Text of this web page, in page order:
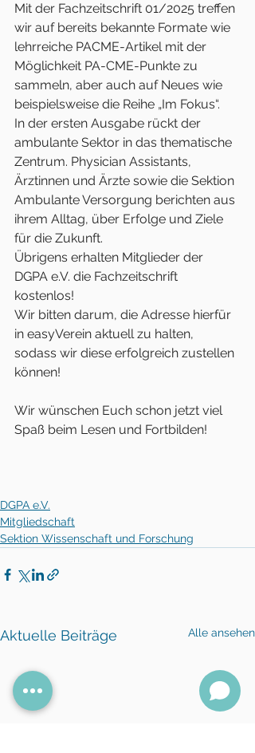
Mit der Fachzeitschrift 01/2025 treffen
wir auf bereits bekannte Formate wie
lehrreiche PACME-Artikel mit der
Möglichkeit PA-CME-Punkte zu
sammeln, aber auch auf Neues wie
beispielsweise die Reihe „Im Fokus“.
In der ersten Ausgabe rückt der
ambulante Sektor in das thematische
Zentrum. Physician Assistants,
Ärztinnen und Ärzte sowie die Sektion
Ambulante Versorgung berichten aus
ihrem Alltag, über Erfolge und Ziele
für die Zukunft.
Übrigens erhalten Mitglieder der
DGPA e.V. die Fachzeitschrift
kostenlos!
Wir bitten darum, die Adresse hierfür
in easyVerein aktuell zu halten,
sodass wir diese erfolgreich zustellen
können!
Wir wünschen Euch schon jetzt viel
Spaß beim Lesen und Fortbilden!
DGPA e.V.
Mitgliedschaft
Sektion Wissenschaft und Forschung
Aktuelle Beiträge Alle ansehen